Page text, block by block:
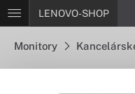
LENOVO-SHOP
Monitory